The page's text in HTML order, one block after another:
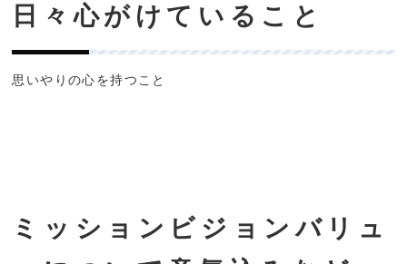
日々心がけていること
思いやりの心を持つこと
ミッションビジョンバリュ